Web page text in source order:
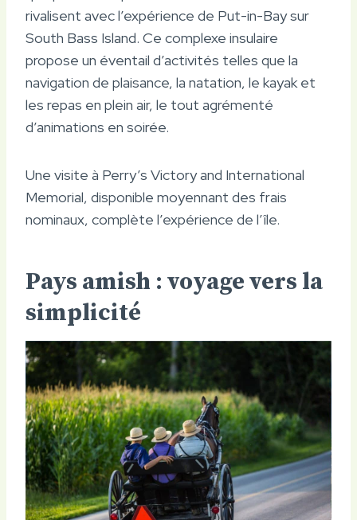
rivalisent avec l’expérience de Put-in-Bay sur
South Bass Island. Ce complexe insulaire
propose un éventail d’activités telles que la
navigation de plaisance, la natation, le kayak et
les repas en plein air, le tout agrémenté
d’animations en soirée.
Une visite à Perry’s Victory and International
Memorial, disponible moyennant des frais
nominaux, complète l’expérience de l’île.
Pays amish : voyage vers la
simplicité